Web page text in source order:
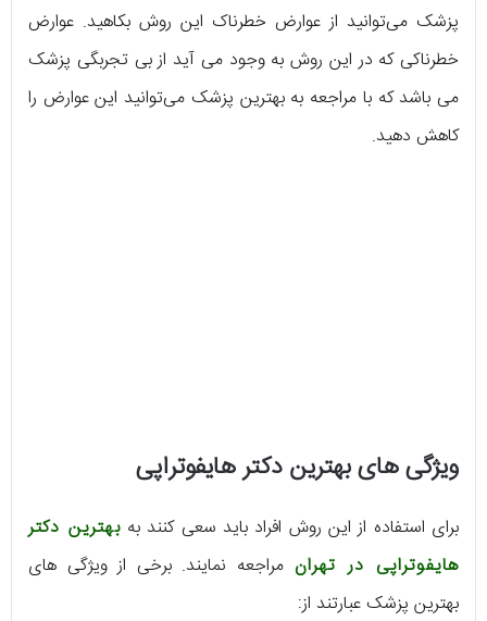
پزشک می‌توانید از عوارض خطرناک این روش بکاهید. عوارض
خطرناکی که در این روش به وجود می آید از بی تجربگی پزشک
می باشد که با مراجعه به بهترین پزشک می‌توانید این عوارض را
کاهش دهید.
ویژگی های بهترین دکتر هایفوتراپی
برای استفاده از این روش افراد باید سعی کنند بهبهترین دکتر
هایفوتراپی در تهران مراجعه نمایند. برخی از ویژگی های
بهترین پزشک عبارتند از: